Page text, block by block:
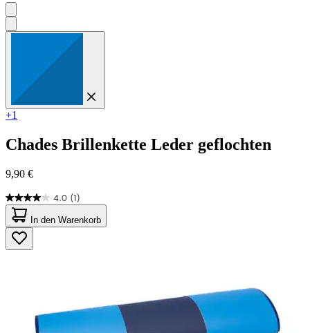
+1
Chades Brillenkette Leder geflochten
9,90 €
4.0 (1)
4.0
von
5
Sternen.
1
In den Warenkorb